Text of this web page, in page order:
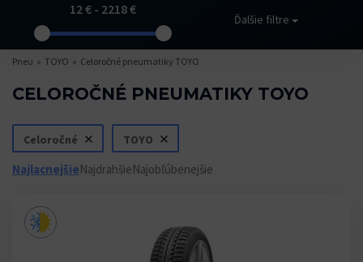
12 € - 2218 €
Ďalšie filtre
Pneu TOYO Celoročné pneumatiky TOYO
CELOROČNÉ PNEUMATIKY TOYO
Celoročné TOYO
NajlacnejšieNajdrahšieNajobľúbenejšie